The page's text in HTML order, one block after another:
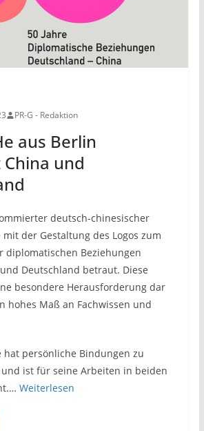
PR-G - Redaktion
aus Berlin
und
deutsch-chinesischer
der Gestaltung des Logos zum
diplomatischen Beziehungen
Deutschland betraut. Diese
besondere Herausforderung dar
hohes Maß an Fachwissen und
hat persönliche Bindungen zu
ist für seine Arbeiten in beiden
Weiterlesen